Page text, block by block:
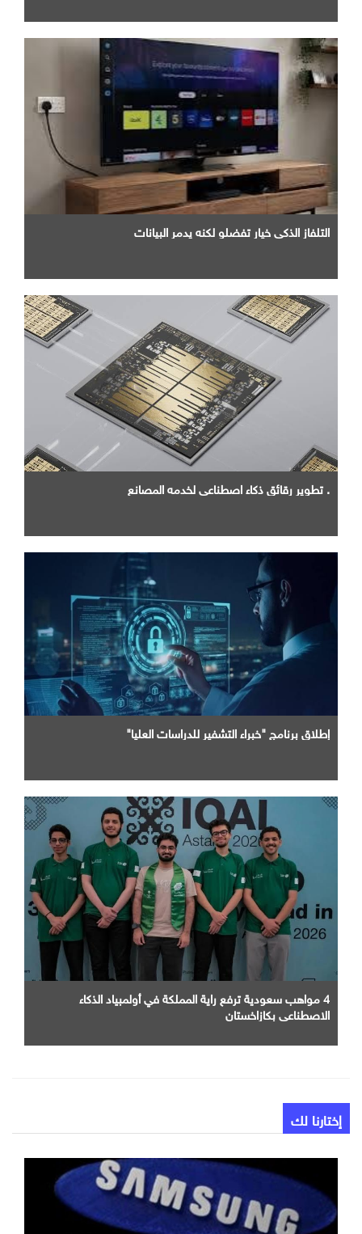
التلفاز الذكي خيار تفضلو لكنه يدمر البيانات
. تطوير رقائق ذكاء اصطناعي لخدمه المصانع
إطلاق برنامج "خبراء التشفير للدراسات العليا"
4 مواهب سعودية ترفع راية المملكة في أولمبياد الذكاء
الاصطناعي بكازاخستان
إختارنا لك